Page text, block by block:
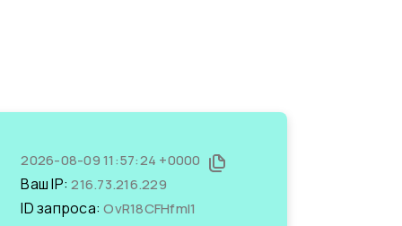
2026-08-09 11:57:24 +0000
Ваш IP:216.73.216.229
ID запроса:OvR18CFHfmI1